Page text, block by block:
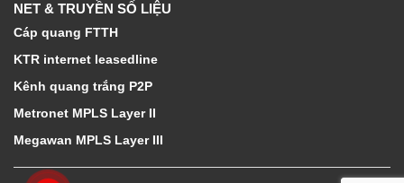
NET & TRUYỀN SỐ LIỆU
Cáp quang FTTH
KTR internet leasedline
Kênh quang trắng P2P
Metronet MPLS Layer II
Megawan MPLS Layer III